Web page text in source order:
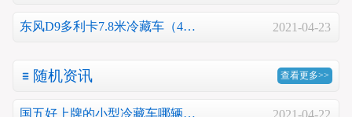
东风D9多利卡7.8米冷藏车（4… 2021-04-23
随机资讯 查看更多>>
国五好上牌的小型冷藏车哪辆… 2021-04-22